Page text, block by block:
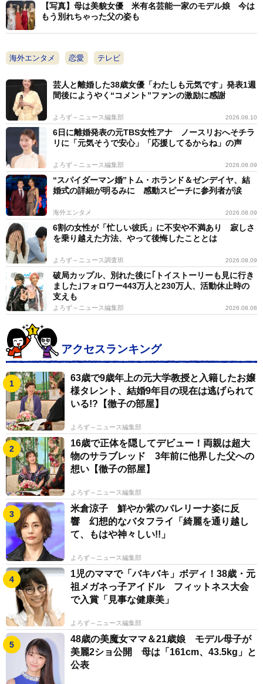
【写真】母は美貌女優 米有名芸能一家のモデル娘 今は
もう別れちゃった父の姿も
海外エンタメ 恋愛 テレビ
芸人と離婚した38歳女優「わたしも元気です」発表1週
間後にようやく“コメント”ファンの激励に感謝
よろず～ニュース編集部 2026.08.10
6日に離婚発表の元TBS女性アナ ノースリおへそチラ
リに「元気そうで安心」「応援してるからね」の声
よろず～ニュース編集部 2026.08.09
“スパイダーマン婚”トム・ホランド＆ゼンデイヤ、結
婚式の詳細が明るみに 感動スピーチに参列者が涙
海外エンタメ 2026.08.09
6割の女性が「忙しい彼氏」に不安や不満あり 寂しさ
を乗り越えた方法、やって後悔したこととは
よろず～ニュース調査班 2026.08.09
破局カップル、別れた後に｢トイストーリーも見に行き
ました｣フォロワー443万人と230万人、活動休止時の
支えも
よろず～ニュース編集部 2026.08.08
アクセスランキング
63歳で9歳年上の元大学教授と入籍したお嬢
様タレント、結婚9年目の現在は逃げられて
いる!?【徹子の部屋】
よろず～ニュース編集部
16歳で正体を隠してデビュー！両親は超大
物のサラブレッド 3年前に他界した父への
想い【徹子の部屋】
よろず～ニュース編集部
米倉涼子 鮮やか紫のバレリーナ姿に反
響 幻想的なバタフライ「綺麗を通り越し
て、もはや神々しい!!」
よろず～ニュース編集部
1児のママで「バキバキ」ボディ！38歳・元
祖メガネっ子アイドル フィットネス大会
で入賞「見事な健康美」
よろず～ニュース編集部
48歳の美魔女ママ＆21歳娘 モデル母子が
美麗2ショ公開 母は「161cm、43.5kg」と
公表